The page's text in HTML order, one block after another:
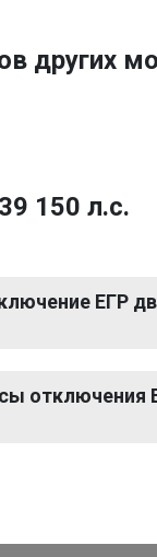
других
150 л.с.
ЕГР
отключения